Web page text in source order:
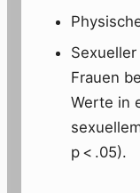
Sexueller
Frauen
Werte in
p < .05).